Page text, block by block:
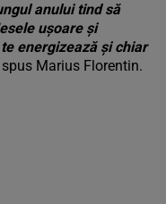
anului tind să
uşoare şi
energizează şi chiar
spus Marius Florentin.